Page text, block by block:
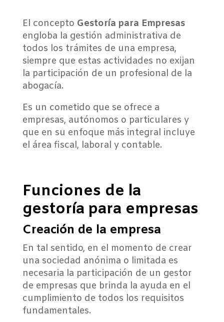
El concepto Gestoría para Empresas
engloba la gestión administrativa de
todos los trámites de una empresa,
siempre que estas actividades no exijan
la participación de un profesional de la
abogacía.
Es un cometido que se ofrece a
empresas, autónomos o particulares y
que en su enfoque más integral incluye
el área fiscal, laboral y contable.
Funciones de la
gestoría para empresas
Creación de la empresa
En tal sentido, en el momento de crear
una sociedad anónima o limitada es
necesaria la participación de un gestor
de empresas que brinda la ayuda en el
cumplimiento de todos los requisitos
fundamentales.